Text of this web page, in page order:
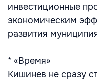
инвестиционные
экономическим
развития
* «Время»
Кишинев не сразу